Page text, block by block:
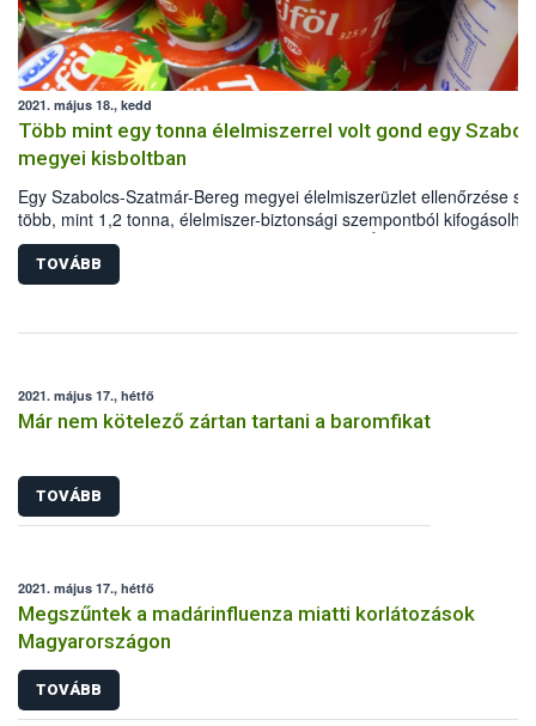
2021. május 18., kedd
Több mint egy tonna élelmiszerrel volt gond egy
megyei kisboltban
Egy Szabolcs-Szatmár-Bereg megyei élelmiszerüzlet ellenőrzése
több, mint 1,2 tonna, élelmiszer-biztonsági szempontból
élelmiszert vontak ki a forgalomból a Nemzeti Élelmiszerlánc-
Hivatal (Nébih) szakemberei.
TOVÁBB
2021. május 17., hétfő
Már nem kötelező zártan tartani a baromfikat
TOVÁBB
2021. május 17., hétfő
Megszűntek a madárinfluenza miatti korlátozások
Magyarországon
TOVÁBB